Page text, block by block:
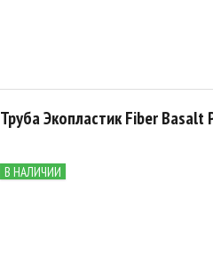
Труба Экопластик Fiber
В НАЛИЧИИ